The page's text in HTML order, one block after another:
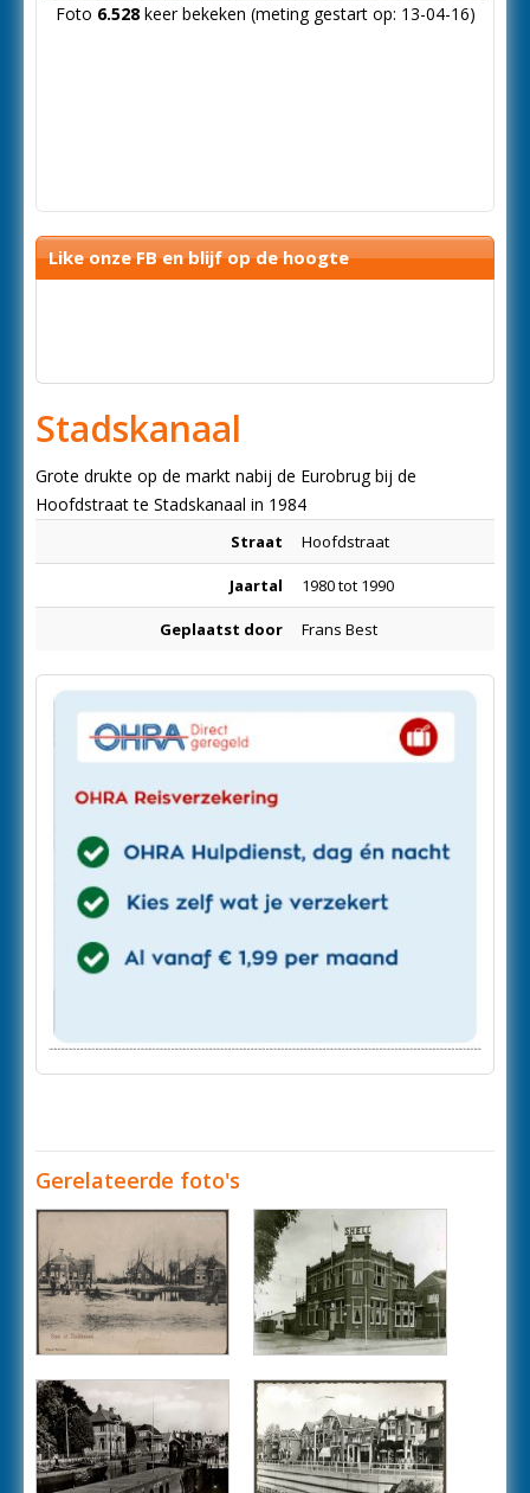
Foto 6.528keer bekeken (meting gestart op: 13-04-16)
Like onze FB en blijf op de hoogte
Stadskanaal
Grote drukte op de markt nabij de Eurobrug bij de
Hoofdstraat te Stadskanaal in 1984
Straat Hoofdstraat
Jaartal 1980 tot 1990
Geplaatst door Frans Best
Gerelateerde foto's